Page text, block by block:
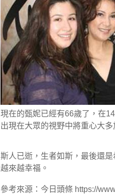
現在的甄妮已經有66歲了，在
出現在大眾的視野中將重心大多
斯人已逝，生者如斯，最後還
越來越幸福 。
參考來源：今日頭條 https://